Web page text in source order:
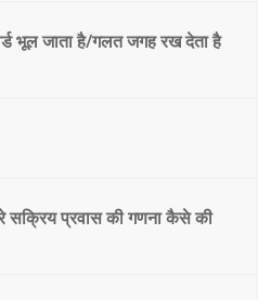
भूल जाता है/गलत जगह रख देता है
सक्रिय प्रवास की गणना कैसे की